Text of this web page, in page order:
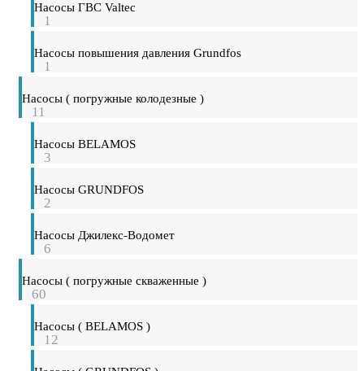
Насосы ГВС Valtec
1
Насосы повышения давления Grundfos
1
Насосы ( погружные колодезные )
11
Насосы BELAMOS
3
Насосы GRUNDFOS
2
Насосы Джилекс-Водомет
6
Насосы ( погружные скваженные )
60
Насосы ( BELAMOS )
12